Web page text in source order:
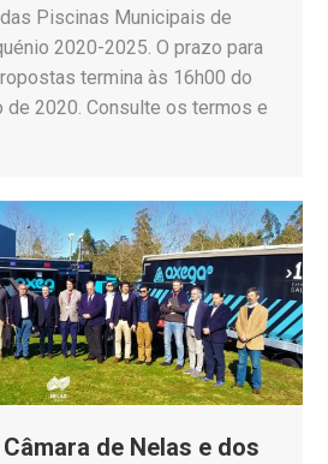
Piscinas Municipais de
2020-2025. O prazo para
termina às 16h00 do
2020. Consulte os termos e
de Nelas e dos